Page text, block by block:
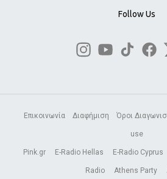
Follow Us
Επικοινωνία Διαφήμιση Όροι
use
Pink.gr E-Radio Hellas E-Radio Cyprus
Radio Athens Party